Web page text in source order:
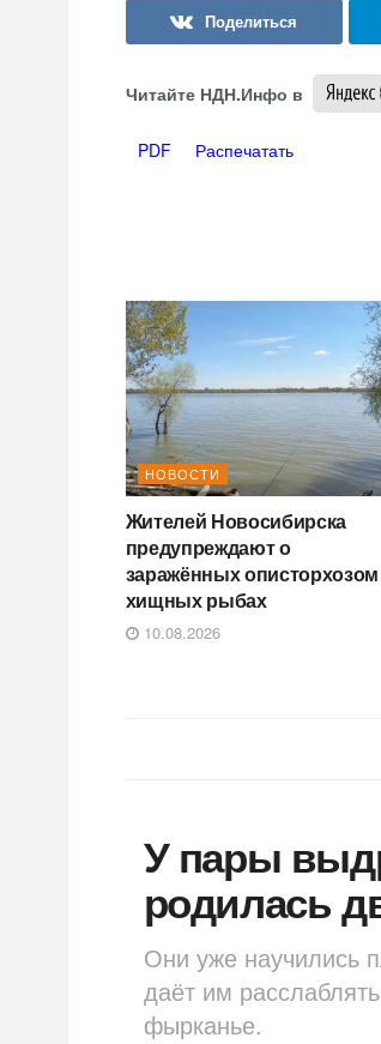
Читайте НДН.Инфо в
PDF Распечатать
НОВОСТИ
Жителей Новосибирска
предупреждают о
заражённых описторхозом
хищных рыбах
10.08.2026
У пары
родилась
Они уже научились
даёт им
фырканье.